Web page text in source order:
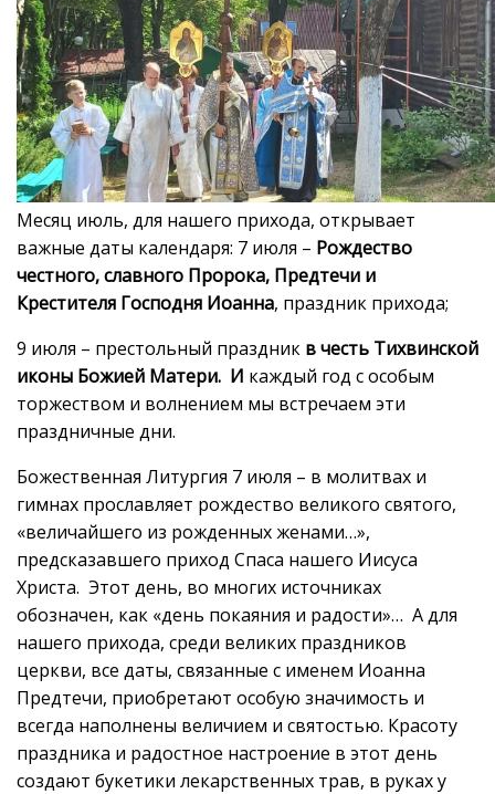
Месяц июль, для нашего прихода, открывает
важные даты календаря: 7 июля – Рождество
честного, славного Пророка, Предтечи и
Крестителя Господня Иоанна, праздник прихода;
9 июля – престольный праздник в честь Тихвинской
иконы Божией Матери. И каждый год с особым
торжеством и волнением мы встречаем эти
праздничные дни.
Божественная Литургия 7 июля – в молитвах и
гимнах прославляет рождество великого святого,
«величайшего из рожденных женами…»,
предсказавшего приход Спаса нашего Иисуса
Христа. Этот день, во многих источниках
обозначен, как «день покаяния и радости»… А для
нашего прихода, среди великих праздников
церкви, все даты, связанные с именем Иоанна
Предтечи, приобретают особую значимость и
всегда наполнены величием и святостью. Красоту
праздника и радостное настроение в этот день
создают букетики лекарственных трав, в руках у